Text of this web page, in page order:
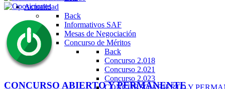
Actualidad
Back
Informativos SAF
Mesas de Negociación
Concurso de Méritos
Back
Concurso 2.018
Concurso 2.021
Concurso 2.023
CONCURSO ABIERTO Y
CONCURSO ABIERTO Y PERMANENTE